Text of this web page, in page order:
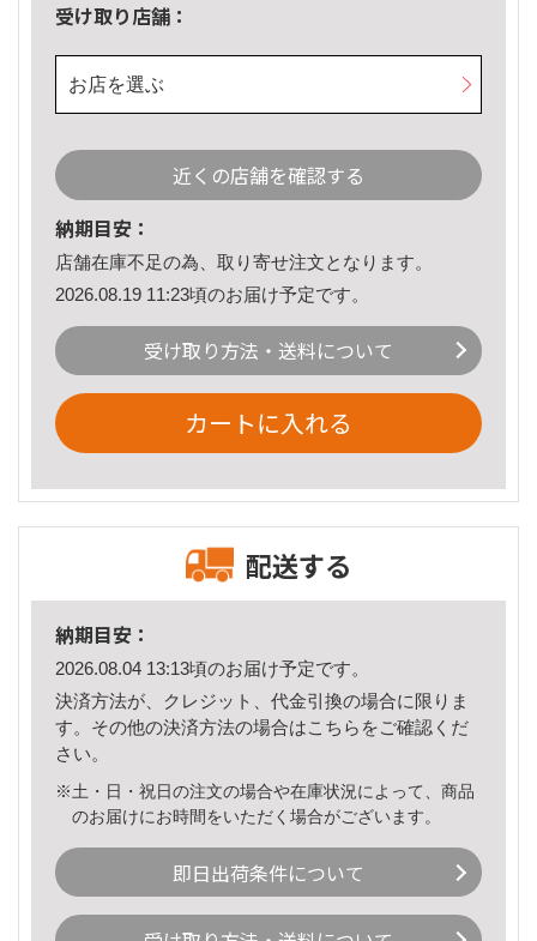
受け取り店舗：
お店を選ぶ
近くの店舗を確認する
納期目安：
店舗在庫不足の為、取り寄せ注文となります。
2026.08.19 11:23頃のお届け予定です。
受け取り方法・送料について
カートに入れる
配送する
納期目安：
2026.08.04 13:13頃のお届け予定です。
決済方法が、クレジット、代金引換の場合に限りま
す。その他の決済方法の場合はこちら をご確認くだ
さい。
※土・日・祝日の注文の場合や在庫状況によって、商品
のお届けにお時間をいただく場合がございます。
即日出荷条件について